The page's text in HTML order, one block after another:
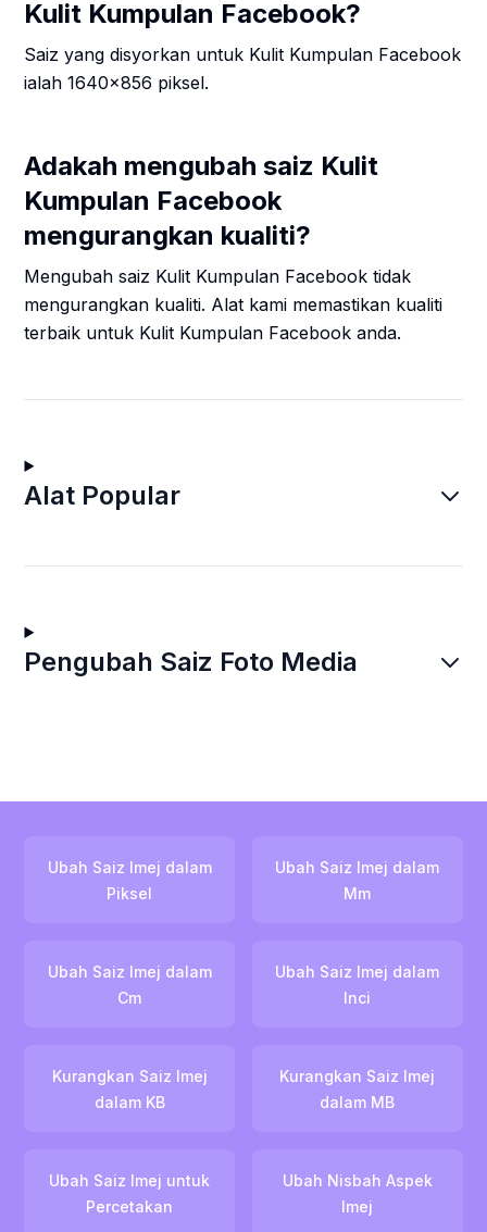
Kulit Kumpulan Facebook?
Saiz yang disyorkan untuk Kulit Kumpulan Facebook
ialah 1640x856 piksel.
Adakah mengubah saiz Kulit
Kumpulan Facebook
mengurangkan kualiti?
Mengubah saiz Kulit Kumpulan Facebook tidak
mengurangkan kualiti. Alat kami memastikan kualiti
terbaik untuk Kulit Kumpulan Facebook anda.
Alat Popular
Pengubah Saiz Foto Media
Ubah Saiz Imej dalam
Piksel
Ubah Saiz Imej dalam
Mm
Ubah Saiz Imej dalam
Cm
Ubah Saiz Imej dalam
Inci
Kurangkan Saiz Imej
dalam KB
Kurangkan Saiz Imej
dalam MB
Ubah Saiz Imej untuk
Percetakan
Ubah Nisbah Aspek
Imej